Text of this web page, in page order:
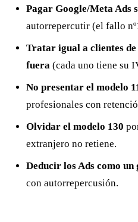
Pagar Google/Meta Ads
autorrepercutir (el fallo
Tratar igual a clientes de
fuera (cada uno tiene su
No presentar el modelo
profesionales con
Olvidar el modelo 130
extranjero no retiene.
Deducir los Ads como un
con autorrepercusión.